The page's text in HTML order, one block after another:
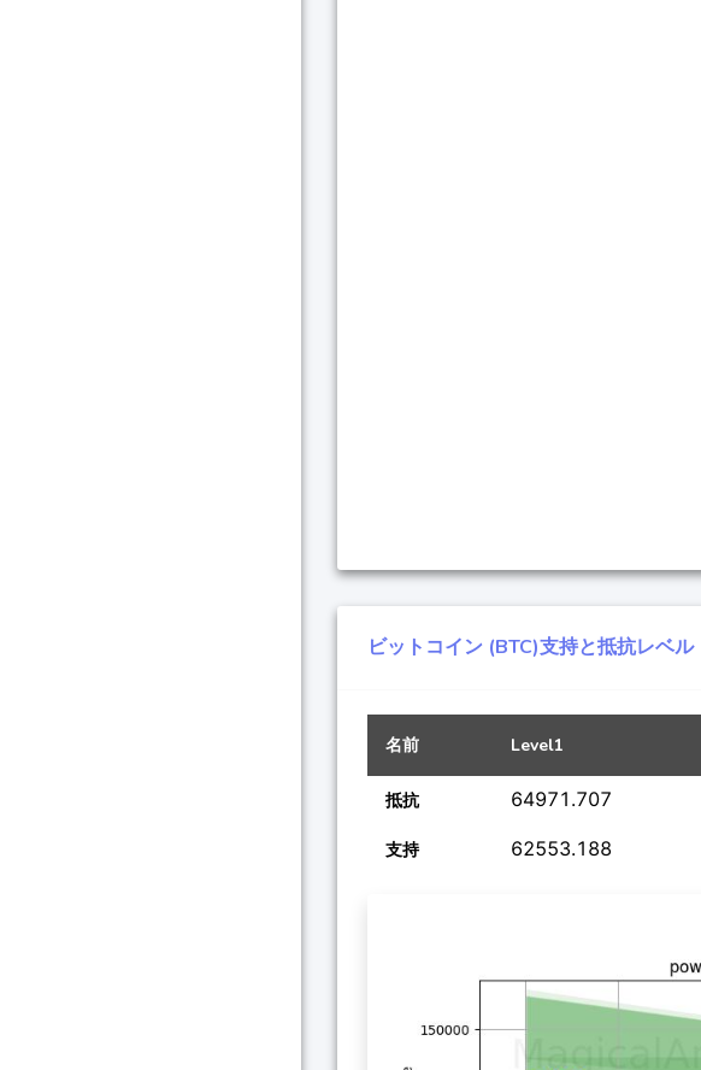
ビットコイン (BTC)支持と抵抗レベル
名前 Level1
抵抗 64971.707
支持 62553.188